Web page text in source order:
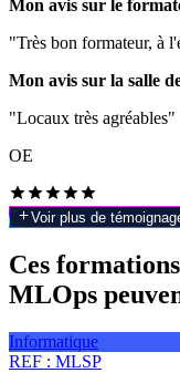
Mon avis sur le
"Très bon formateur, à
Mon avis sur la salle
"Locaux très agréables"
OE
Voir plus de
Ces
MLOps
Informatique
REF : MLSP